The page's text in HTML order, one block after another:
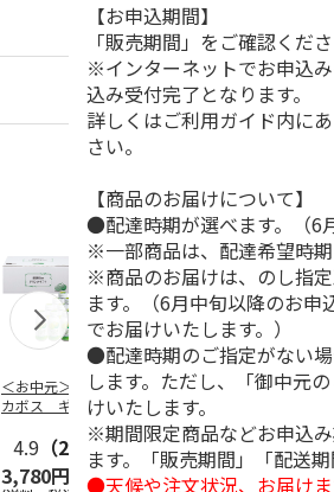
＜お中元＞つぶらな
カボス ギフト
4.9 （28）
3,780円
つぶらなパイン
4.9（29）
3,880円
＜
【お申込期間】
「販売期間」をご確認くださ
※インターネットでお申込
込み受付完了となります。
詳しくはご利用ガイド内に
さい。
【商品のお届けについて】
●配達時期が選べます。（6
※一部商品は、配達希望時期
※商品のお届けは、のし指
ます。（6月中旬以降のお
でお届けいたします。）
●配達時期のご指定がない
します。ただし、「御中元
けいたします。
※期間限定商品などお申込
ます。「販売期間」「配送
●天候や注文状況、お届け